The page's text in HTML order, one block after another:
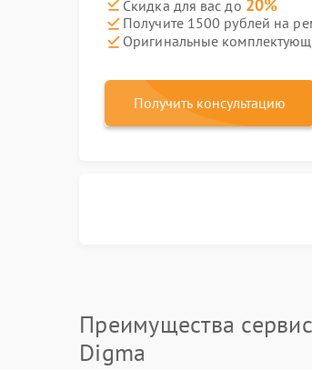
Скидка для вас до 20%
Получите 1500 рублей на
Оригинальные
Получить консультацию
Преимущества
Digma